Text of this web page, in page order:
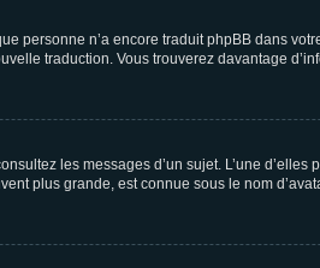
personne n’a encore traduit phpBB dans
traduction. Vous trouverez davantage
les messages d’un sujet. L’une
plus grande, est connue sous le nom